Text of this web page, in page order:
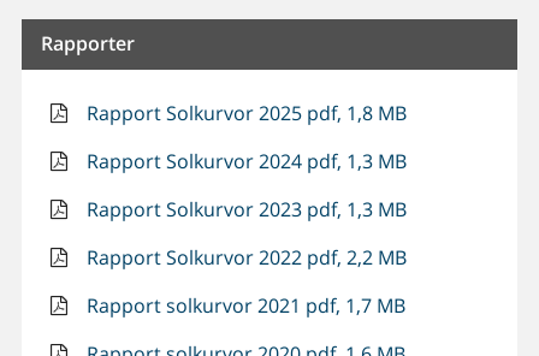
Rapporter
Rapport Solkurvor 2025 pdf, 1,8 MB
Rapport Solkurvor 2024 pdf, 1,3 MB
Rapport Solkurvor 2023 pdf, 1,3 MB
Rapport Solkurvor 2022 pdf, 2,2 MB
Rapport solkurvor 2021 pdf, 1,7 MB